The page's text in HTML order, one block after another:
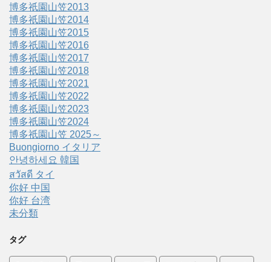
博多祇園山笠2013
博多祇園山笠2014
博多祇園山笠2015
博多祇園山笠2016
博多祇園山笠2017
博多祇園山笠2018
博多祇園山笠2021
博多祇園山笠2022
博多祇園山笠2023
博多祇園山笠2024
博多祇園山笠 2025～
Buongiorno イタリア
안녕하세요 韓国
สวัสดี タイ
你好 中国
你好 台湾
未分類
タグ